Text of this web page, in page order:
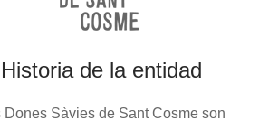
Historia de la entidad
Dones Sàvies de Sant Cosme son